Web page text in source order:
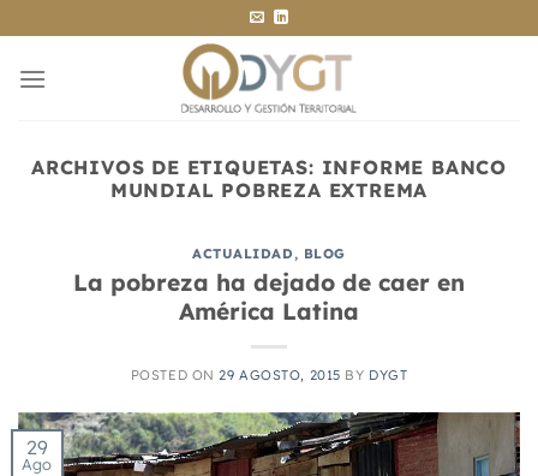
al
contenido
ARCHIVOS DE ETIQUETAS: INFORME BANCO
MUNDIAL POBREZA EXTREMA
ACTUALIDAD, BLOG
La pobreza ha dejado de caer en
América Latina
POSTED ON29 AGOSTO, 2015 BY DYGT
29
Ago